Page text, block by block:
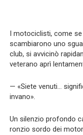
I motociclisti, come
scambiarono uno
club, si avvicinò
veterano aprì
— «Siete venuti…
invano».
Un silenzio profondo
ronzio sordo dei